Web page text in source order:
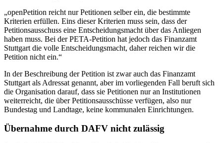
„openPetition reicht nur Petitionen selber ein, die bestimmte
Kriterien erfüllen. Eins dieser Kriterien muss sein, dass der
Petitionsausschuss eine Entscheidungsmacht über das Anliegen
haben muss. Bei der PETA-Petition hat jedoch das Finanzamt
Stuttgart die volle Entscheidungsmacht, daher reichen wir die
Petition nicht ein.“
In der Beschreibung der Petition ist zwar auch das Finanzamt
Stuttgart als Adressat genannt, aber im vorliegenden Fall beruft sich
die Organisation darauf, dass sie Petitionen nur an Institutionen
weiterreicht, die über Petitionsausschüsse verfügen, also nur
Bundestag und Landtage, keine kommunalen Einrichtungen.
Übernahme durch DAFV nicht zulässig